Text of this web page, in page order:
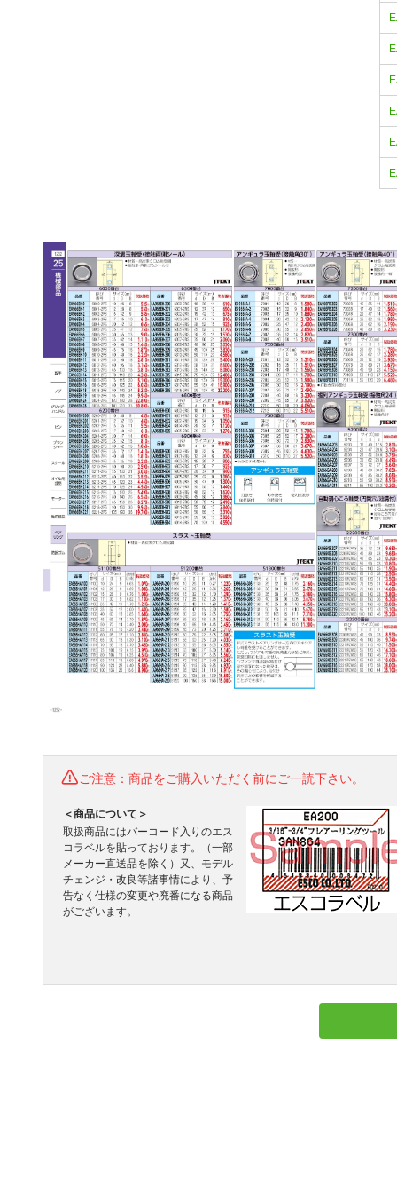
ご注意：商品をご購入いただく前にご一読下さい。
＜商品について＞
取扱商品にはバーコード入りのエス
コラベルを貼っております。（一部
メーカー直送品を除く）又、モデル
チェンジ・改良等諸事情により、予
告なく仕様の変更や廃番になる商品
がございます。